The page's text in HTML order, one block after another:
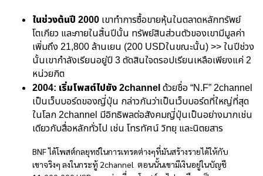
ในช่วงต้นปี 2000 เขาทำการซื้อขายหุ้นในตลาดหลักทรัพย์
โตเกียว และภายในสิ้นปีนั้น ทรัพย์สินส่วนตัวของเขามีมูลค่า
เพิ่มถึง 21,800 ล้านเยน (200 USDในขณะนั้น) >> ในปีช่วง
นั้นเขากำลังเรียนอยู่ปี 3 ตัดสินใจดรอปเรียนเหลือเพียงแค่ 2
หน่วยกิต
2004: เริ่มโพสต์ไปยัง 2channelด้วยชื่อ “N.F” 2channel
เป็นเว็บบอร์ดของญี่ปุ่น กล่าวกันว่าเป็นเว็บบอร์ดที่ใหญ่ที่สุด
ในโลก 2channel มีอิทธิพลต่อสังคมญี่ปุ่นเป็นอย่างมากเช่น
เดียวกับสื่อหลักทั่วไป เช่น โทรทัศน์ วิทยุ และนิตยสาร
BNF ได้โพสต์กลยุทธ์ในการเทรดต่างๆที่มันสร้างรายได้ให้กับ
เขาจริงๆ ลงในกระทู้ 2channel ตอนนั้นเขามีเงินอยู่ในบัญชี